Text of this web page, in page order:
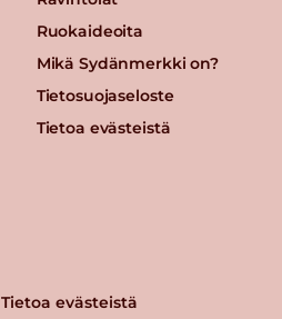
Ruokaideoita
Mikä Sydänmerkki on?
Tietosuojaseloste
Tietoa evästeistä
Tietoa evästeistä